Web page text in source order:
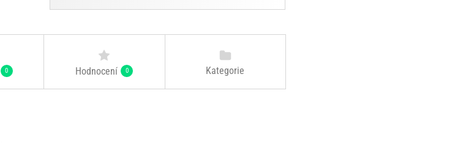
0 Hodnocení 0 Kategorie